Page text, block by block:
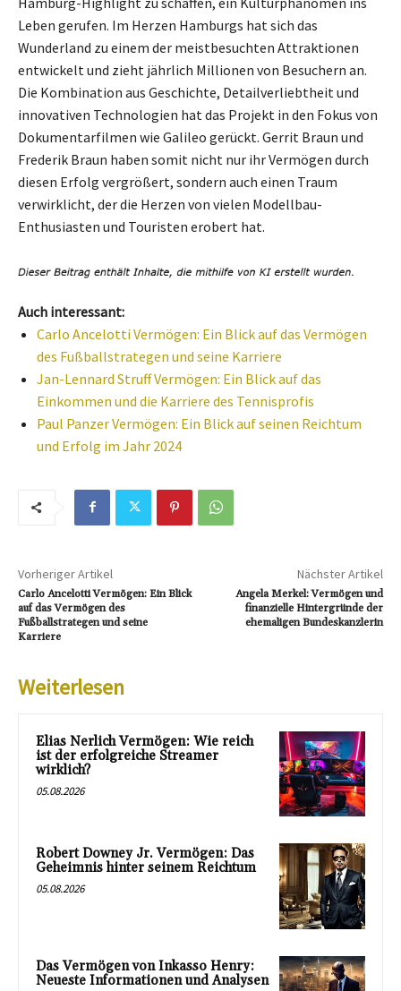
Leben gerufen. Im Herzen Hamburgs hat sich das
Wunderland zu einem der meistbesuchten Attraktionen
entwickelt und zieht jährlich Millionen von Besuchern an.
Die Kombination aus Geschichte, Detailverliebtheit und
innovativen Technologien hat das Projekt in den Fokus von
Dokumentarfilmen wie Galileo gerückt. Gerrit Braun und
Frederik Braun haben somit nicht nur ihr Vermögen durch
diesen Erfolg vergrößert, sondern auch einen Traum
verwirklicht, der die Herzen von vielen Modellbau-
Enthusiasten und Touristen erobert hat.
Auch interessant:
Carlo Ancelotti Vermögen: Ein Blick auf das Vermögen
des Fußballstrategen und seine Karriere
Jan-Lennard Struff Vermögen: Ein Blick auf das
Einkommen und die Karriere des Tennisprofis
Paul Panzer Vermögen: Ein Blick auf seinen Reichtum
und Erfolg im Jahr 2024
Vorheriger Artikel
Carlo Ancelotti Vermögen: Ein Blick
auf das Vermögen des
Fußballstrategen und seine
Karriere
Nächster Artikel
Angela Merkel: Vermögen und
finanzielle Hintergründe der
ehemaligen Bundeskanzlerin
Weiterlesen
Elias Nerlich Vermögen: Wie reich
ist der erfolgreiche Streamer
wirklich?
05.08.2026
Robert Downey Jr. Vermögen: Das
Geheimnis hinter seinem Reichtum
05.08.2026
Das Vermögen von Inkasso Henry:
Neueste Informationen und Analysen